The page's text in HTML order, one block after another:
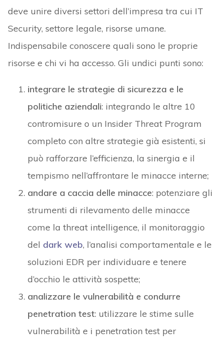
deve unire diversi settori dell’impresa tra cui IT
Security, settore legale, risorse umane.
Indispensabile conoscere quali sono le proprie
risorse e chi vi ha accesso. Gli undici punti sono:
integrare le strategie di sicurezza e le
politiche aziendali: integrando le altre 10
contromisure o un Insider Threat Program
completo con altre strategie già esistenti, si
può rafforzare l’efficienza, la sinergia e il
tempismo nell’affrontare le minacce interne;
andare a caccia delle minacce: potenziare gli
strumenti di rilevamento delle minacce
come la threat intelligence, il monitoraggio
del dark web, l’analisi comportamentale e le
soluzioni EDR per individuare e tenere
d’occhio le attività sospette;
analizzare le vulnerabilità e condurre
penetration test: utilizzare le stime sulle
vulnerabilità e i penetration test per